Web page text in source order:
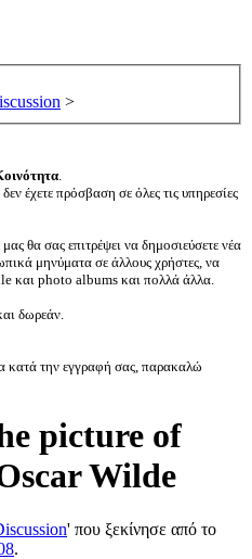
>
.
έχετε πρόσβαση σε όλες τις υπηρεσίες
θα σας επιτρέψει να δημοσιεύσετε νέα
μηνύματα σε άλλους χρήστες, να
και photo albums και πολλά άλλα.
δωρεάν.
κατά την εγγραφή σας, παρακαλώ
picture of
Wilde
' που ξεκίνησε από το
.